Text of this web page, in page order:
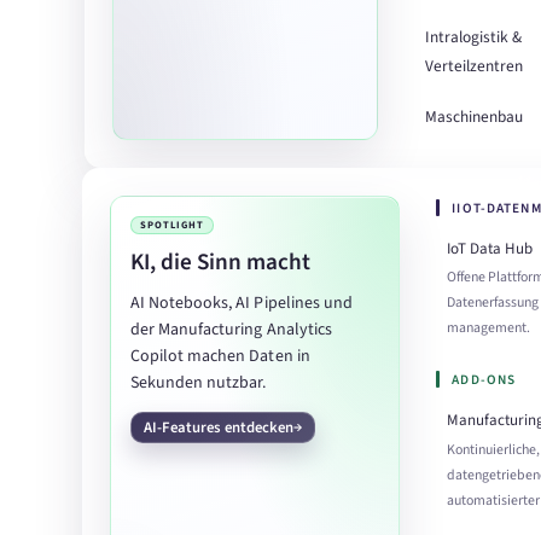
Intralogistik &
Verteilzentren
Maschinenbau
SPOTLIGHT
KI, die Sinn macht
AI Notebooks, AI Pipelines und
der Manufacturing Analytics
Copilot machen Daten in
Sekunden nutzbar.
AI-Features entdecken
IIOT-
IoT Data Hub
Offene
management.
ADD-ONS
Kontinuierliche,